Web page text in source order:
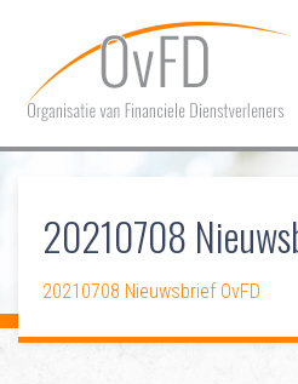
HOME
OVER
20210708
20210708 Nieuwsbrief OvFD